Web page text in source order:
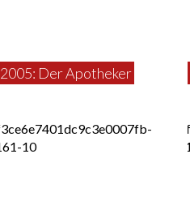
2005: Der Apotheker